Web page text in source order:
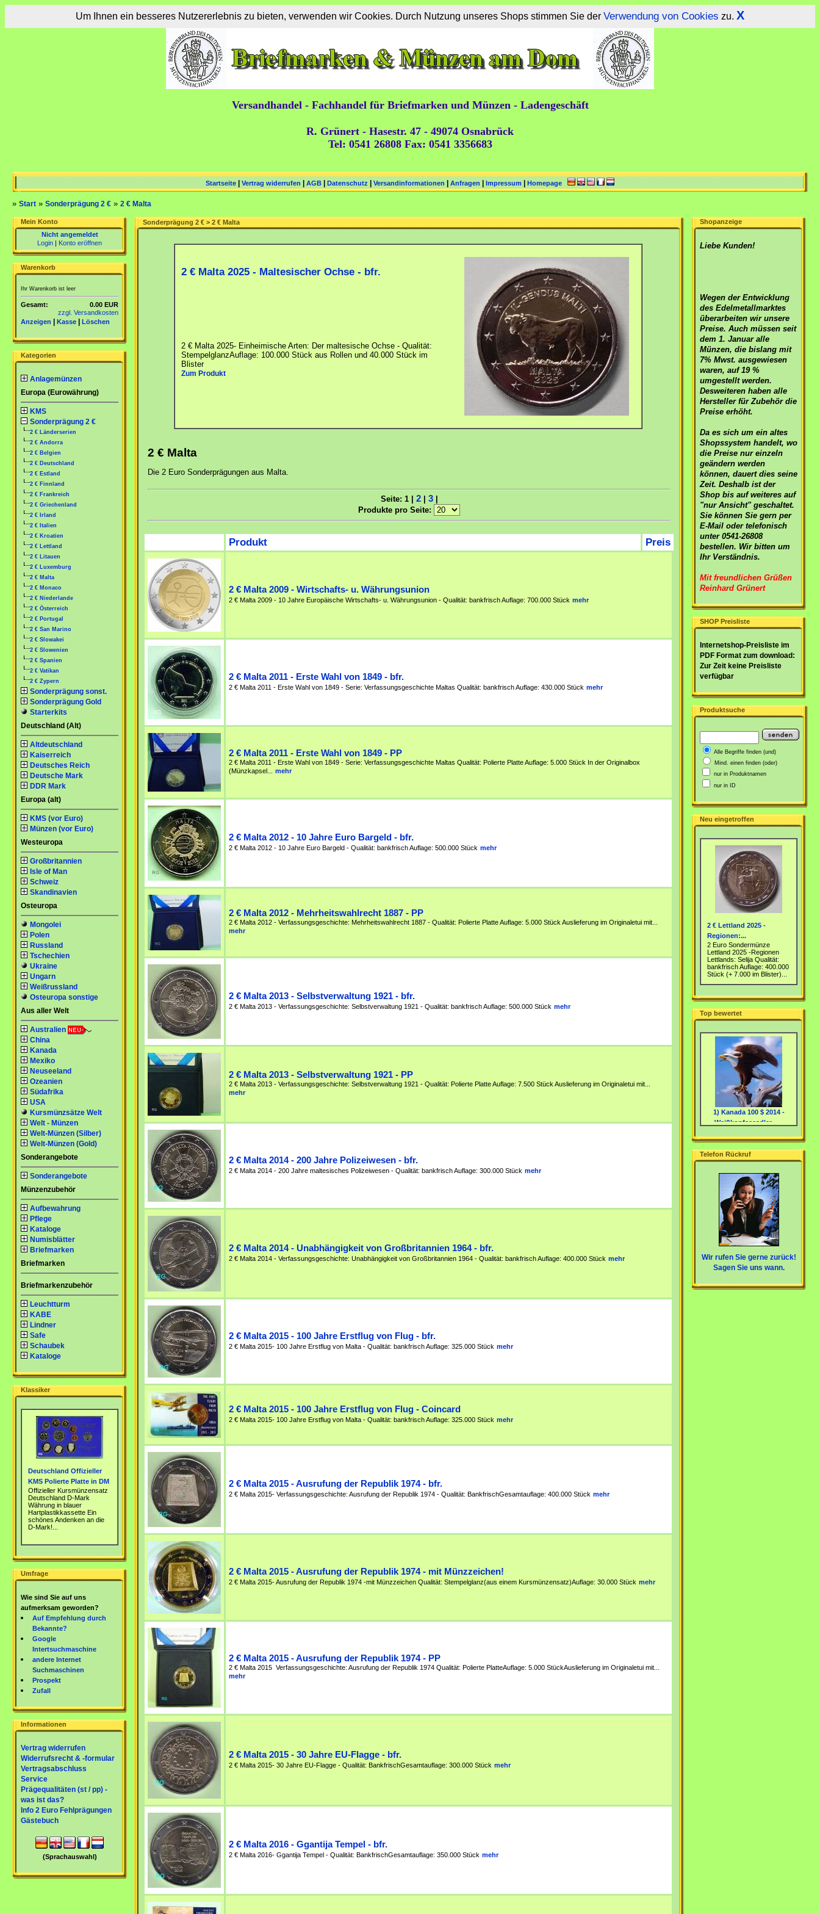
Um Ihnen ein besseres Nutzererlebnis zu bieten, verwenden wir Cookies. Durch Nutzung unseres Shops stimmen Sie der Verwendung von Cookies zu. X
Versandhandel - Fachhandel für Briefmarken und Münzen - Ladengeschäft
R. Grünert - Hasestr. 47 - 49074 Osnabrück
Tel: 0541 26808 Fax: 0541 3356683
Startseite Vertrag widerrufen AGB Datenschutz Versandinformationen Anfragen Impressum Homepage
» Start » Sonderprägung 2 € » 2 € Malta
Mein Konto
Nicht angemeldet
Login | Konto eröffnen
Warenkorb
Ihr Warenkorb ist leer
Gesamt:
0.00 EUR
zzgl. Versandkosten
Anzeigen
Kasse Löschen
Kategorien
Anlagemünzen
Europa (Eurowährung)
KMS
Sonderprägung 2 €
2 € Länderserien
2 € Andorra
2 € Belgien
2 € Deutschland
2 € Estland
2 € Finnland
2 € Frankreich
2 € Griechenland
2 € Irland
2 € Italien
2 € Kroatien
2 € Lettland
2 € Litauen
2 € Luxemburg
2 € Malta
2 € Monaco
2 € Niederlande
2 € Österreich
2 € Portugal
2 € San Marino
2 € Slowakei
2 € Slowenien
2 € Spanien
2 € Vatikan
2 € Zypern
Sonderprägung sonst.
Sonderprägung Gold
Starterkits
Deutschland (Alt)
Altdeutschland
Kaiserreich
Deutsches Reich
Deutsche Mark
DDR Mark
Europa (alt)
KMS (vor Euro)
Münzen (vor Euro)
Westeuropa
Großbritannien
Isle of Man
Schweiz
Skandinavien
Osteuropa
Mongolei
Polen
Russland
Tschechien
Ukraine
Ungarn
Weißrussland
Osteuropa sonstige
Aus aller Welt
Australien
China
Kanada
Mexiko
Neuseeland
Ozeanien
Südafrika
USA
Kursmünzsätze Welt
Welt - Münzen
Welt-Münzen (Silber)
Welt-Münzen (Gold)
Sonderangebote
Sonderangebote
Münzenzubehör
Aufbewahrung
Pflege
Kataloge
Numisblätter
Briefmarken
Briefmarken
Briefmarkenzubehör
Leuchtturm
KABE
Lindner
Safe
Schaubek
Kataloge
Klassiker
Deutschland Offizieller
KMS Polierte Platte in DM
Offizieller Kursmünzensatz
Deutschland D-Mark
Währung in blauer
Hartplastikkassette Ein
schönes Andenken an die
D-Mark!...
Umfrage
Wie sind Sie auf uns
aufmerksam geworden?
Auf Empfehlung durch
Bekannte?
Google
Intertsuchmaschine
andere Internet
Suchmaschinen
Prospekt
Zufall
Informationen
Vertrag widerrufen
Widerrufsrecht & -formular
Vertragsabschluss
Service
Prägequalitäten (st / pp) -
was ist das?
Info 2 Euro Fehlprägungen
Gästebuch
(Sprachauswahl)
Sonderprägung 2 € > 2 € Malta
2 € Malta 2025 - Maltesischer Ochse - bfr.
2 € Malta 2025- Einheimische Arten: Der maltesische Ochse - Qualität:
StempelglanzAuflage: 100.000 Stück aus Rollen und 40.000 Stück im
Blister
Zum Produkt
2 € Malta
Die 2 Euro Sonderprägungen aus Malta.
Seite: 1 | 2| 3|
Produkte pro Seite:
Produkt Preis
2 € Malta 2009 - Wirtschafts- u. Währungsunion
2 € Malta 2009 - 10 Jahre Europäische Wirtschafts- u. Währungsunion - Qualität: bankfrisch Auflage: 700.000 Stück mehr
2 € Malta 2011 - Erste Wahl von 1849 - bfr.
2 € Malta 2011 - Erste Wahl von 1849 - Serie: Verfassungsgeschichte Maltas Qualität: bankfrisch Auflage: 430.000 Stück mehr
2 € Malta 2011 - Erste Wahl von 1849 - PP
2 € Malta 2011 - Erste Wahl von 1849 - Serie: Verfassungsgeschichte Maltas Qualität: Polierte Platte Auflage: 5.000 Stück In der Originalbox
(Münzkapsel...
mehr
2 € Malta 2012 - 10 Jahre Euro Bargeld - bfr.
2 € Malta 2012 - 10 Jahre Euro Bargeld - Qualität: bankfrisch Auflage: 500.000 Stück mehr
2 € Malta 2012 - Mehrheitswahlrecht 1887 - PP
2 € Malta 2012 - Verfassungsgeschichte: Mehrheitswahlrecht 1887 - Qualität: Polierte Platte Auflage: 5.000 Stück Auslieferung im Originaletui mit...
mehr
2 € Malta 2013 - Selbstverwaltung 1921 - bfr.
2 € Malta 2013 - Verfassungsgeschichte: Selbstverwaltung 1921 - Qualität: bankfrisch Auflage: 500.000 Stück mehr
2 € Malta 2013 - Selbstverwaltung 1921 - PP
2 € Malta 2013 - Verfassungsgeschichte: Selbstverwaltung 1921 - Qualität: Polierte Platte Auflage: 7.500 Stück Auslieferung im Originaletui mit...
mehr
2 € Malta 2014 - 200 Jahre Polizeiwesen - bfr.
2 € Malta 2014 - 200 Jahre maltesisches Polizeiwesen - Qualität: bankfrisch Auflage: 300.000 Stück mehr
2 € Malta 2014 - Unabhängigkeit von Großbritannien 1964 - bfr.
2 € Malta 2014 - Verfassungsgeschichte: Unabhängigkeit von Großbritannien 1964 - Qualität: bankfrisch Auflage: 400.000 Stück mehr
2 € Malta 2015 - 100 Jahre Erstflug von Flug - bfr.
2 € Malta 2015- 100 Jahre Erstflug von Malta - Qualität: bankfrisch Auflage: 325.000 Stück mehr
2 € Malta 2015 - 100 Jahre Erstflug von Flug - Coincard
2 € Malta 2015- 100 Jahre Erstflug von Malta - Qualität: bankfrisch Auflage: 325.000 Stück mehr
2 € Malta 2015 - Ausrufung der Republik 1974 - bfr.
2 € Malta 2015- Verfassungsgeschichte: Ausrufung der Republik 1974 - Qualität: BankfrischGesamtauflage: 400.000 Stück mehr
2 € Malta 2015 - Ausrufung der Republik 1974 - mit Münzzeichen!
2 € Malta 2015- Ausrufung der Republik 1974 -mit Münzzeichen Qualität: Stempelglanz(aus einem Kursmünzensatz)Auflage: 30.000 Stück mehr
2 € Malta 2015 - Ausrufung der Republik 1974 - PP
2 € Malta 2015 Verfassungsgeschichte: Ausrufung der Republik 1974 Qualität: Polierte PlatteAuflage: 5.000 StückAuslieferung im Originaletui mit...
mehr
2 € Malta 2015 - 30 Jahre EU-Flagge - bfr.
2 € Malta 2015- 30 Jahre EU-Flagge - Qualität: BankfrischGesamtauflage: 300.000 Stück mehr
2 € Malta 2016 - Ggantija Tempel - bfr.
2 € Malta 2016- Ggantija Tempel - Qualität: BankfrischGesamtauflage: 350.000 Stück mehr
Shopanzeige
Liebe Kunden!
Wegen der Entwicklung
des Edelmetallmarktes
überarbeiten wir unsere
Preise. Auch müssen seit
dem 1. Januar alle
Münzen, die bislang mit
7% Mwst. ausgewiesen
waren, auf 19 %
umgestellt werden.
Desweiteren haben alle
Hersteller für Zubehör die
Preise erhöht.
Da es sich um ein altes
Shopssystem handelt, wo
die Preise nur einzeln
geändern werden
können, dauert dies seine
Zeit. Deshalb ist der
Shop bis auf weiteres auf
"nur Ansicht" geschaltet.
Sie können Sie gern per
E-Mail oder telefonisch
unter 0541-26808
bestellen. Wir bitten um
Ihr Verständnis.
Mit freundlichen Grüßen
Reinhard Grünert
SHOP Preisliste
Internetshop-Preisliste im
PDF Format zum download:
Zur Zeit keine Preisliste
verfügbar
Produktsuche
Alle Begriffe finden (und)
Mind. einen finden (oder)
nur in Produktnamen
nur in
ID
Neu eingetroffen
2 € Lettland 2025 -
Regionen:...
2 Euro Sondermünze
Lettland 2025 -Regionen
Lettlands: Selija Qualität:
bankfrisch Auflage: 400.000
Stück (+ 7.000 im Blister)...
Top bewertet
1) Kanada 100 $ 2014 -
Weißkopfseeadler - ...
2) 5x 1 $ Neuseeland 2010 -
Set "Ancient R...
Telefon Rückruf
Wir rufen Sie gerne zurück!
Sagen Sie uns wann.